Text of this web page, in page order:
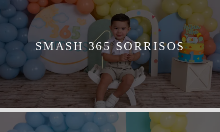
SMASH 365 SORRISOS